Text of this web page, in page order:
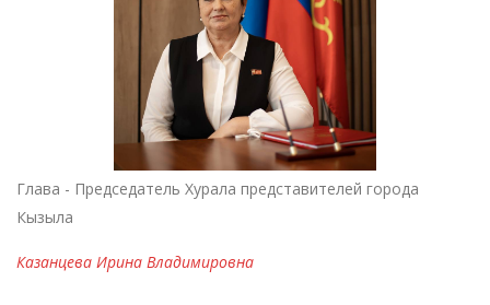
Глава - Председатель Хурала представителей города
Кызыла
Казанцева Ирина Владимировна